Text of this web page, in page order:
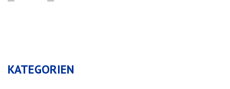
KATEGORIEN